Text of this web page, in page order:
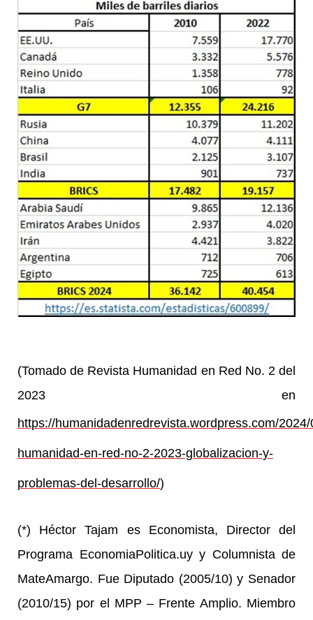
(Tomado de Revista Humanidad en Red No. 2 del
2023 en
https://humanidadenredrevista.wordpress.com/
humanidad-en-red-no-2-2023-globalizacion-y-
problemas-del-desarrollo/)
(*) Héctor Tajam es Economista, Director del
Programa EconomiaPolitica.uy y Columnista de
MateAmargo. Fue Diputado (2005/10) y Senador
(2010/15) por el MPP – Frente Amplio. Miembro